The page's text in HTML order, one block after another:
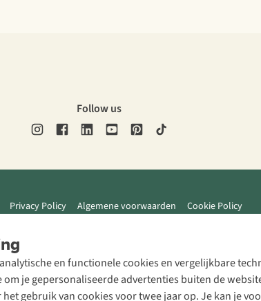
en functionele cookies en vergelijkbare
je gepersonaliseerde advertenties buiten de
gebruik van cookies voor twee jaar op. Je kan je
Follow us
Privacy Policy Algemene voorwaarden Cookie Policy